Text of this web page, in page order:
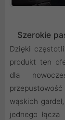
Szerokie
Dzięki
produkt ten
dla
wąskich
jednego